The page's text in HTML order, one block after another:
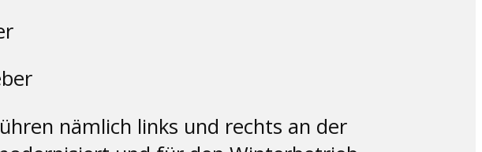
nämlich links und rechts an der